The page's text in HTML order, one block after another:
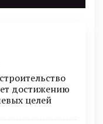
достижению
целей